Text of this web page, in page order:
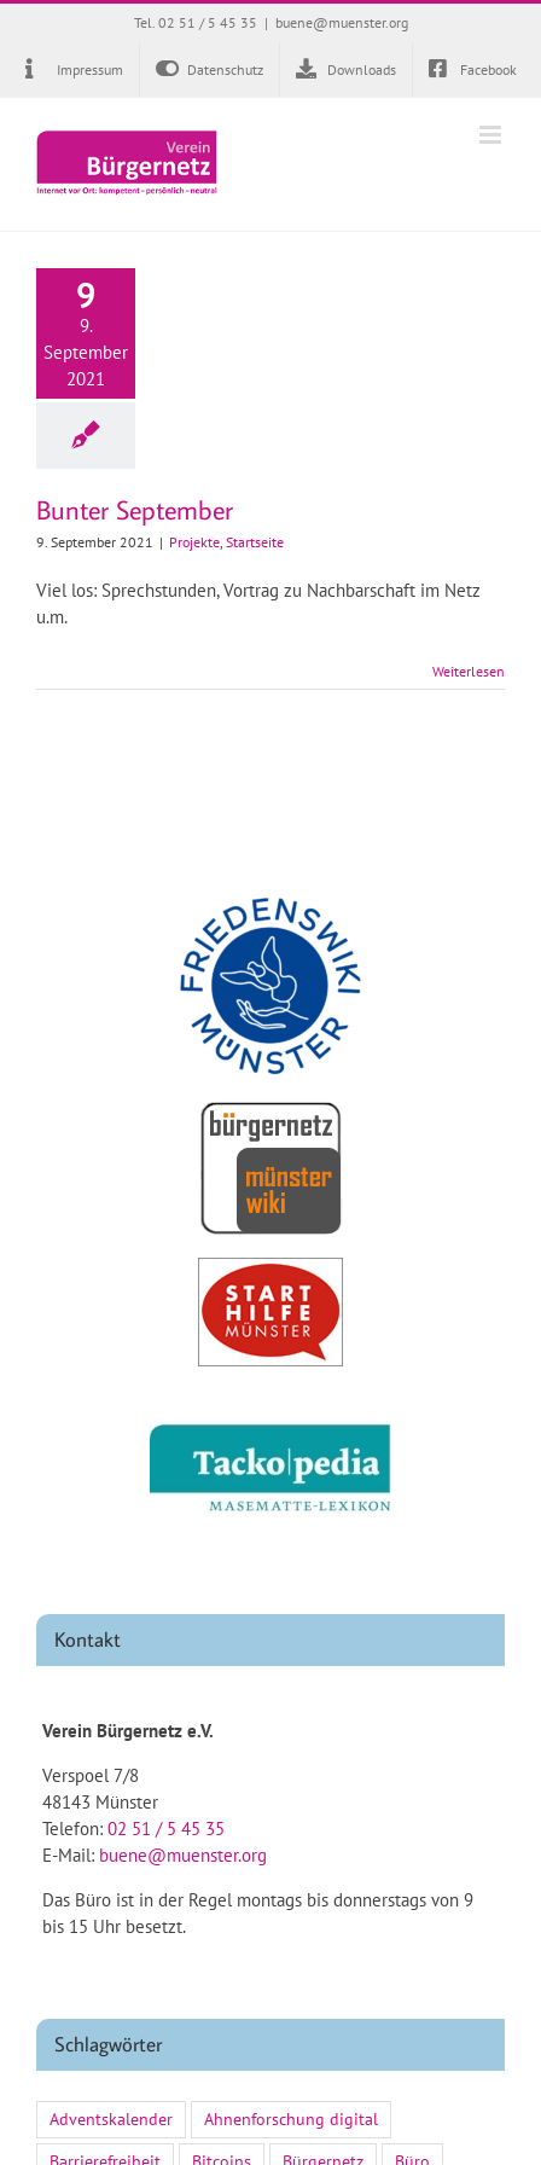
Zum
springen
Tel. 02 51 / 5 45 35 | buene@muenster.org
Impressum Datenschutz Downloads Facebook
9
9.
September
2021
Bunter September
9. September 2021 | Projekte, Startseite
Viel los: Sprechstunden, Vortrag zu Nachbarschaft im Netz
u.m.
Weiterlesen
Kontakt
Verein Bürgernetz e.V.
Verspoel 7/8
48143 Münster
Telefon: 02 51 / 5 45 35
E-Mail: buene@muenster.org
Das Büro ist in der Regel montags bis donnerstags von 9
bis 15 Uhr besetzt.
Schlagwörter
Adventskalender
Ahnenforschung digital